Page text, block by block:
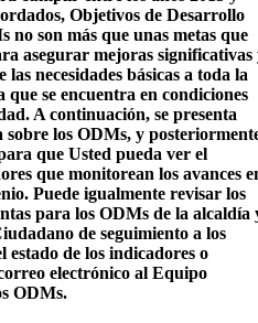
Objetivos de Desarrollo
son más que unas metas que
asegurar mejoras significativas
necesidades básicas a toda la
que se encuentra en condiciones
A continuación, se presenta
los ODMs, y
que Usted pueda ver el
que monitorean los avances
Puede igualmente revisar los
para los ODMs de la alcaldía
de seguimiento a los
estado de los indicadores o
electrónico al Equipo
ODMs.